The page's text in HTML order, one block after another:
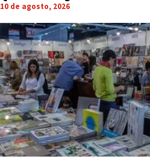
10 de agosto, 2026